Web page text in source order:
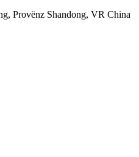
Provënz Shandong, VR China